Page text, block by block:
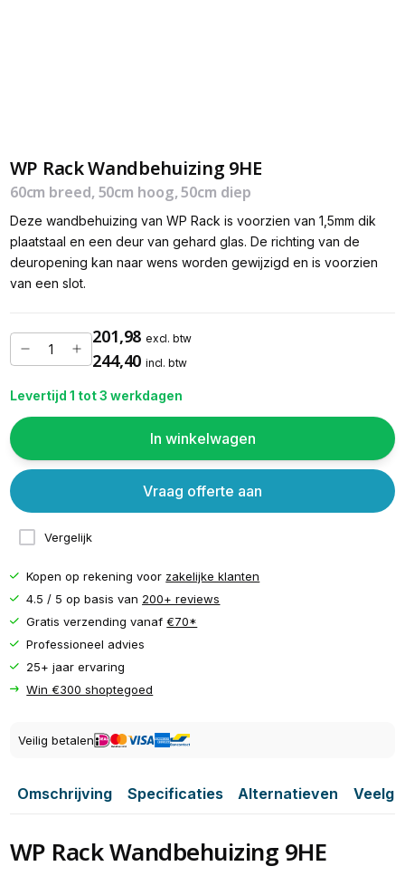
WP Rack Wandbehuizing 9HE
60cm breed, 50cm hoog, 50cm diep
Deze wandbehuizing van WP Rack is voorzien van 1,5mm dik
plaatstaal en een deur van gehard glas. De richting van de
deuropening kan naar wens worden gewijzigd en is voorzien
van een slot.
201,98 excl. btw
244,40 incl. btw
Levertijd 1 tot 3 werkdagen
In winkelwagen
Vergelijk
Vraag offerte aan
Kopen op rekening voor zakelijke klanten
4.5 / 5 op basis van 200+ reviews
Gratis verzending vanaf€70*
Professioneel advies
25+ jaar ervaring
Win €300 shoptegoed
Veilig betalen
Omschrijving Specificaties Alternatieven
WP Rack Wandbehuizing 9HE